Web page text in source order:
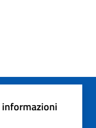
informazioni